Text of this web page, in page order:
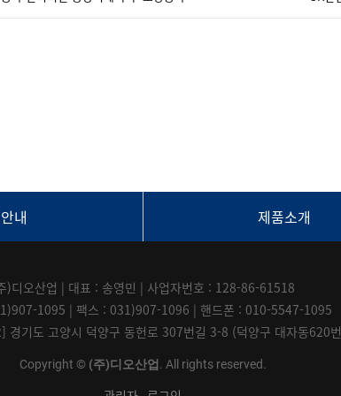
내 제품소개
)디오산업 | 대표 : 송영민 | 사업자번호 : 128-86-61518
1095 | 팩스 : 031)907-1096 | 핸드폰 : 010-5547-1095
경기도 고양시 덕양구 동헌로 307번길 3-8 (덕양구 대자동620
Copyright © (주)디오산업 . All rights reserved.